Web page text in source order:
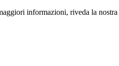
informazioni, riveda la nostra